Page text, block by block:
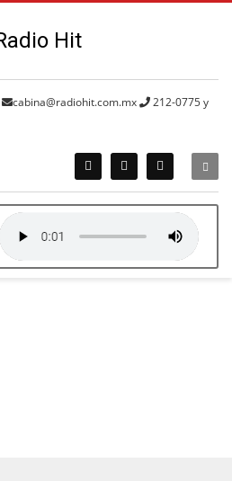
cabina@radiohit.com.mx
212-0775 y